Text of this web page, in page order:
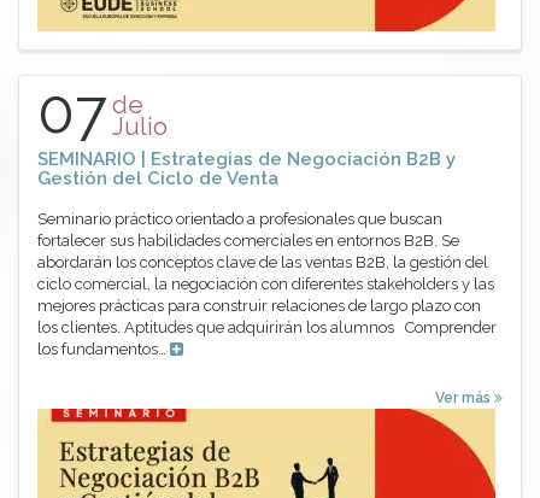
07de
Julio
SEMINARIO | Estrategias de Negociación B2B y
Gestión del Ciclo de Venta
Seminario práctico orientado a profesionales que buscan
fortalecer sus habilidades comerciales en entornos B2B. Se
abordarán los conceptos clave de las ventas B2B, la gestión del
ciclo comercial, la negociación con diferentes stakeholders y las
mejores prácticas para construir relaciones de largo plazo con
los clientes. Aptitudes que adquirirán los alumnos Comprender
los fundamentos…
Ver más